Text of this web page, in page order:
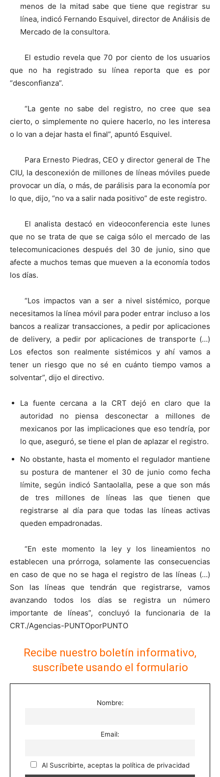
menos de la mitad sabe que tiene que registrar su
línea, indicó Fernando Esquivel, director de Análisis de
Mercado de la consultora.
El estudio revela que 70 por ciento de los usuarios
que no ha registrado su línea reporta que es por
“desconfianza”.
“La gente no sabe del registro, no cree que sea
cierto, o simplemente no quiere hacerlo, no les interesa
o lo van a dejar hasta el final”, apuntó Esquivel.
Para Ernesto Piedras, CEO y director general de The
CIU, la desconexión de millones de líneas móviles puede
provocar un día, o más, de parálisis para la economía por
lo que, dijo, “no va a salir nada positivo” de este registro.
El analista destacó en videoconferencia este lunes
que no se trata de que se caiga sólo el mercado de las
telecomunicaciones después del 30 de junio, sino que
afecte a muchos temas que mueven a la economía todos
los días.
“Los impactos van a ser a nivel sistémico, porque
necesitamos la línea móvil para poder entrar incluso a los
bancos a realizar transacciones, a pedir por aplicaciones
de delivery, a pedir por aplicaciones de transporte (…)
Los efectos son realmente sistémicos y ahí vamos a
tener un riesgo que no sé en cuánto tiempo vamos a
solventar”, dijo el directivo.
La fuente cercana a la CRT dejó en claro que la
autoridad no piensa desconectar a millones de
mexicanos por las implicaciones que eso tendría, por
lo que, aseguró, se tiene el plan de aplazar el registro.
No obstante, hasta el momento el regulador mantiene
su postura de mantener el 30 de junio como fecha
límite, según indicó Santaolalla, pese a que son más
de tres millones de líneas las que tienen que
registrarse al día para que todas las líneas activas
queden empadronadas.
“En este momento la ley y los lineamientos no
establecen una prórroga, solamente las consecuencias
en caso de que no se haga el registro de las líneas (…)
Son las líneas que tendrán que registrarse, vamos
avanzando todos los días se registra un número
importante de líneas”, concluyó la funcionaria de la
CRT./Agencias-PUNTOporPUNTO
Recibe nuestro boletín informativo,
suscríbete usando el formulario
Nombre:
Email:
Al Suscribirte, aceptas la política de privacidad